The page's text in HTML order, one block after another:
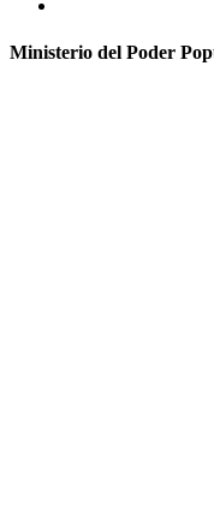
Ministerio del Poder